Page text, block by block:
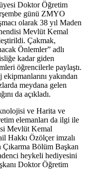
Doktor Öğretim
günü ZMYO
olarak 38 yıl Maden
Mevlüt Kemal
Çakmak,
Önlemler” adlı
kadar giden
öğrencilerle paylaştı.
yakından
meydana gelen
da açıkladı.
ve Harita ve
elemanları da ilgi ile
Mevlüt Kemal
Hakkı Özölçer imzalı
Bölüm Başkan
heykeli hediyesini
Doktor Öğretim